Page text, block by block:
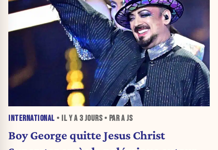
INTERNATIONAL • IL Y A 3 JOURS• PAR A JS
Boy George quitte Jesus Christ